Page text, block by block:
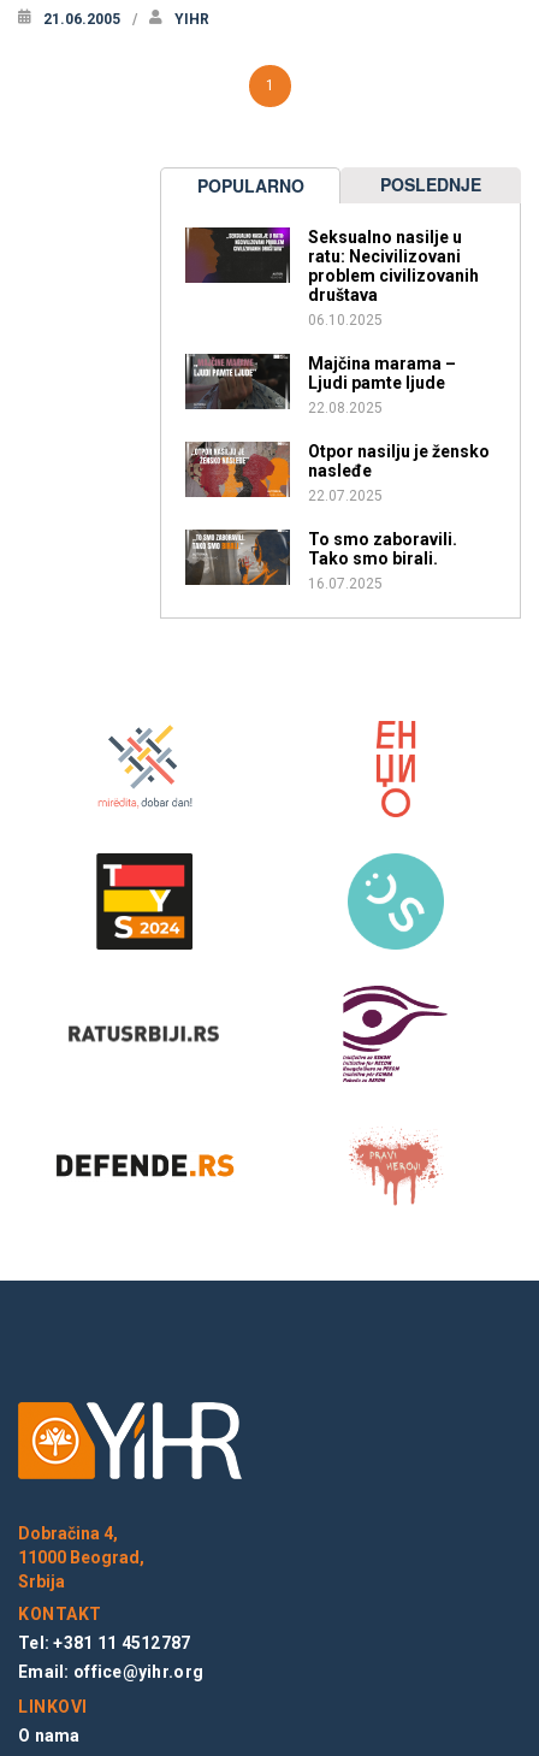
21.06.2005 YIHR
1
POPULARNO POSLEDNJE
Seksualno nasilje u
ratu: Necivilizovani
problem civilizovanih
društava
06.10.2025
Majčina marama –
Ljudi pamte ljude
22.08.2025
Otpor nasilju je žensko
nasleđe
22.07.2025
To smo zaboravili.
Tako smo birali.
16.07.2025
Dobračina 4,
11000 Beograd,
Srbija
KONTAKT
Tel: +381 11 4512787
Email: office@yihr.org
LINKOVI
O nama